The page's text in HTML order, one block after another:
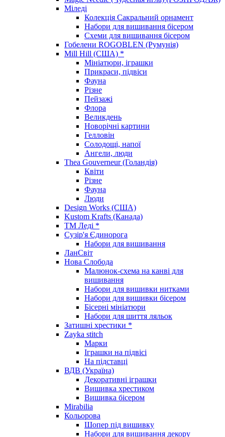
Міледі
Колекція Сакральний орнамент
Набори для вишивання бісером
Схеми для вишивання бісером
Гобелени ROGOBLEN (Румунія)
Mill Hill (США) *
Мініатюри, іграшки
Прикраси, підвіси
Фауна
Різне
Пейзажі
Флора
Великдень
Новорічні картини
Гелловін
Солодощі, напої
Ангели, люди
Thea Gouverneur (Голандія)
Квіти
Різне
Фауна
Люди
Design Works (США)
Kustom Krafts (Канада)
ТМ Леді *
Сузір'я Єдинорога
Набори для вишивання
ЛанСвіт
Нова Слобода
Малюнок-схема на канві для
вишивання
Набори для вишивки нитками
Набори для вишивки бісером
Бісерні мініатюри
Набори для шиття ляльок
Затишні хрестики *
Zayka stitch
Марки
Іграшки на підвісі
На підставці
ВДВ (Україна)
Декоративні іграшки
Вишивка хрестиком
Вишивка бісером
Mirabilia
Кольорова
Шопер під вишивку
Набори для вишивання декору